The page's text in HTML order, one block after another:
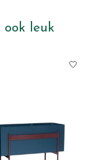
ook leuk